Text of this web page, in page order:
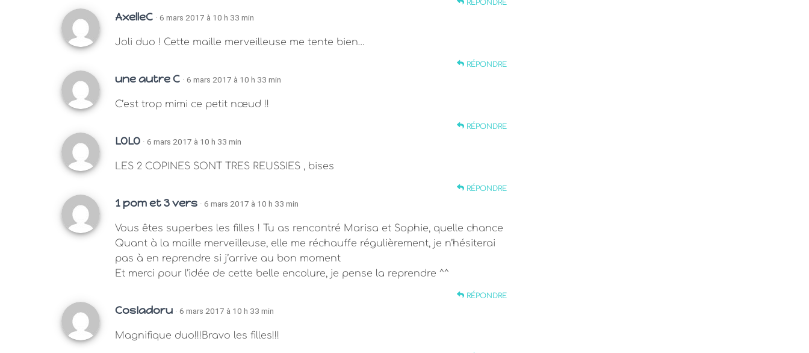
RÉPONDRE
AxelleC · 6 mars 2017 à 10 h 33 min
Joli duo ! Cette maille merveilleuse me tente bien…
RÉPONDRE
une autre C · 6 mars 2017 à 10 h 33 min
C’est trop mimi ce petit nœud !!
RÉPONDRE
LOLO · 6 mars 2017 à 10 h 33 min
LES 2 COPINES SONT TRES REUSSIES , bises
RÉPONDRE
1 pom et 3 vers · 6 mars 2017 à 10 h 33 min
Vous êtes superbes les filles ! Tu as rencontré Marisa et Sophie, quelle chance
Quant à la maille merveilleuse, elle me réchauffe régulièrement, je n’hésiterai
pas à en reprendre si j’arrive au bon moment
Et merci pour l’idée de cette belle encolure, je pense la reprendre ^^
RÉPONDRE
CosIadoru · 6 mars 2017 à 10 h 33 min
Magnifique duo!!!Bravo les filles!!!